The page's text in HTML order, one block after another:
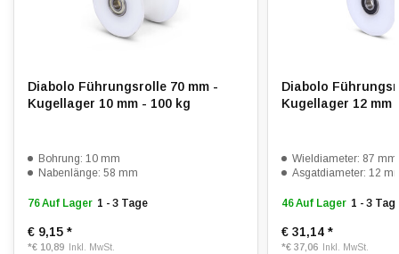
Diabolo Führungsrolle 70 mm -
Kugellager 10 mm - 100 kg
Bohrung: 10 mm
Nabenlänge: 58 mm
76 Auf Lager 1 - 3 Tage
€ 9,15 *
*€ 10,89 Inkl. MwSt.
Diabolo
Kugellager 12 mm
Wieldiameter: 87 mm
Asgatdiameter: 12
46 Auf Lager 1 - 3
€ 31,14*
*€ 37,06 Inkl. MwSt.